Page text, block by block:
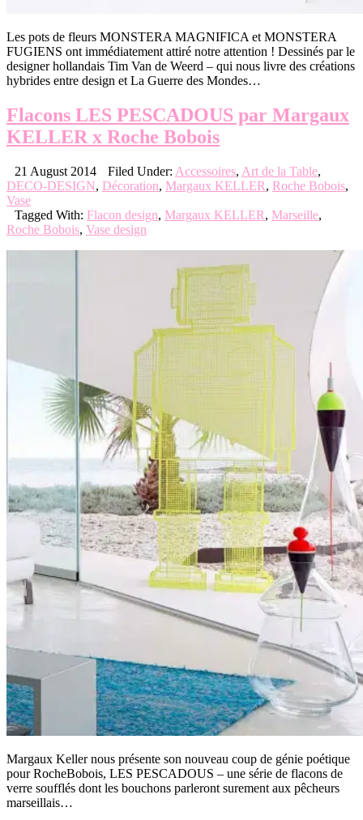
Les pots de fleurs MONSTERA MAGNIFICA et MONSTERA
FUGIENS ont immédiatement attiré notre attention ! Dessinés par le
designer hollandais Tim Van de Weerd – qui nous livre des créations
hybrides entre design et La Guerre des Mondes…
Flacons LES PESCADOUS par Margaux
KELLER x Roche Bobois
21 August 2014 Filed Under: Accessoires, Art de la Table,
DECO-DESIGN, Décoration, Margaux KELLER, Roche Bobois,
Vase
Tagged With: Flacon design, Margaux KELLER, Marseille,
Roche Bobois, Vase design
Margaux Keller nous présente son nouveau coup de génie poétique
pour RocheBobois, LES PESCADOUS – une série de flacons de
verre soufflés dont les bouchons parleront surement aux pêcheurs
marseillais…